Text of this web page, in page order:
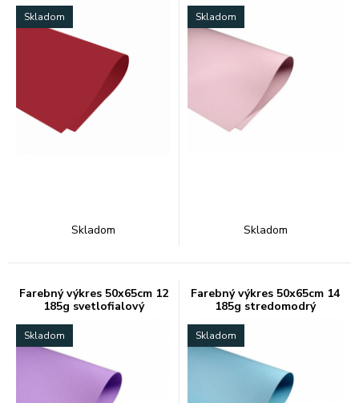
Skladom
Skladom
Skladom
Skladom
Farebný výkres 50x65cm 12
185g svetlofialový
Skladom
Farebný výkres 50x65cm 14
185g stredomodrý
Skladom